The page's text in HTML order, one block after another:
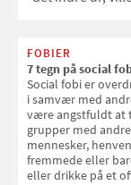
FOBIER
7 tegn på social
Social fobi er
i samvær med
være angstfuldt at
grupper med andre
mennesker,
fremmede eller
eller drikke på et